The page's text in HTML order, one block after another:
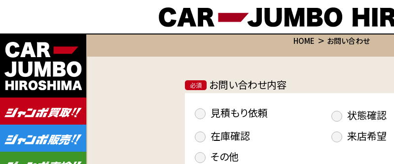
HOME お問い合わせ
必須
お問い合わせ内容
見積もり依頼
状態確認
在庫確認
来店希望
その他